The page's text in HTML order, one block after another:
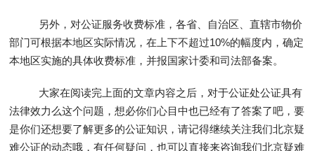
另外，对公证服务收费标准，各省、自治区、直辖市物价
部门可根据本地区实际情况，在上下不超过10%的幅度内，确定
本地区实施的具体收费标准，并报国家计委和司法部备案。
大家在阅读完上面的文章内容之后，对于公证处公证具有
法律效力么这个问题，想必你们心目中也已经有了答案了吧，要
是你们还想要了解更多的公证知识，请记得继续关注我们北京疑
难公证的动态哦，有任何疑问，也可以直接来咨询我们北京疑难